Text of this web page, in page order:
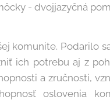
- dvojjazyčná
komunite. Podarilo
ich potrebu aj z
a zručnosti,
oslovenia